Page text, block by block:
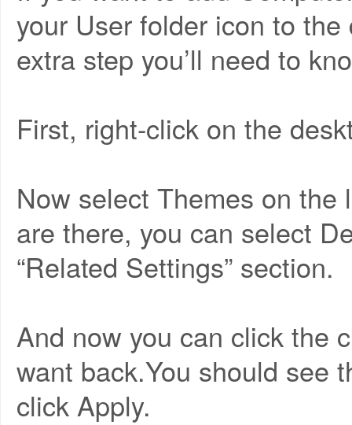
your User folder icon to the
extra step you’ll need to
First, right-click on the
Now select Themes on
are there, you can select
“Related Settings” section.
And now you can click the
want back.You should see
click Apply.